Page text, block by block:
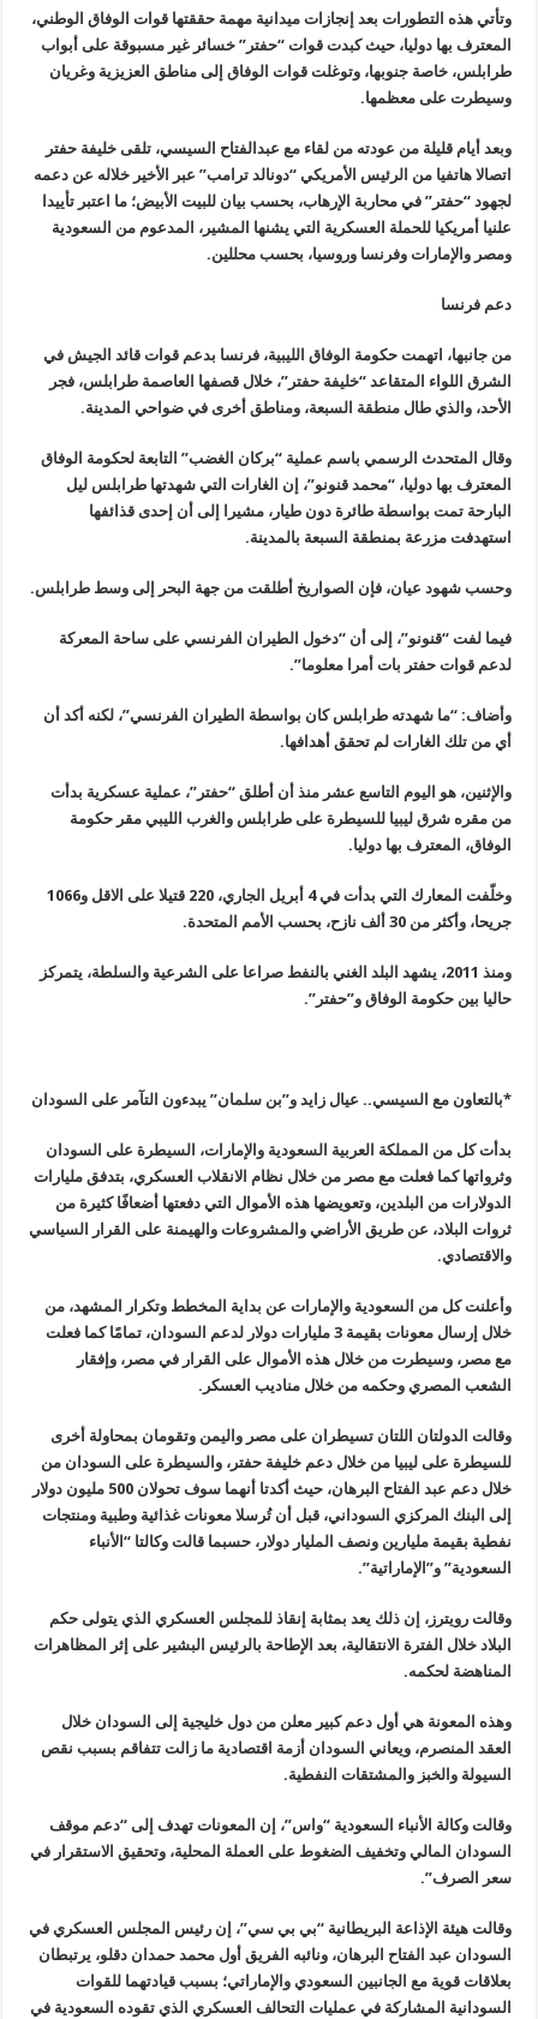
وتأتي هذه التطورات بعد إنجازات ميدانية مهمة حققتها قوات الوفاق الوطني،
المعترف بها دوليا، حيث كبدت قوات “حفتر” خسائر غير مسبوقة على أبواب
طرابلس، خاصة جنوبها، وتوغلت قوات الوفاق إلى مناطق العزيزية وغريان
وسيطرت على معظمها.
وبعد أيام قليلة من عودته من لقاء مع عبدالفتاح السيسي، تلقى خليفة حفتر
اتصالا هاتفيا من الرئيس الأمريكي “دونالد ترامب” عبر الأخير خلاله عن دعمه
لجهود “حفتر” في محاربة الإرهاب، بحسب بيان للبيت الأبيض؛ ما اعتبر تأييدا
علنيا أمريكيا للحملة العسكرية التي يشنها المشير، المدعوم من السعودية
ومصر والإمارات وفرنسا وروسيا، بحسب محللين.
دعم فرنسا
من جانبها، اتهمت حكومة الوفاق الليبية، فرنسا بدعم قوات قائد الجيش في
الشرق اللواء المتقاعد “خليفة حفتر”، خلال قصفها العاصمة طرابلس، فجر
الأحد، والذي طال منطقة السبعة، ومناطق أخرى في ضواحي المدينة.
وقال المتحدث الرسمي باسم عملية “بركان الغضب” التابعة لحكومة الوفاق
المعترف بها دوليا، “محمد قنونو”، إن الغارات التي شهدتها طرابلس ليل
البارحة تمت بواسطة طائرة دون طيار، مشيرا إلى أن إحدى قذائفها
استهدفت مزرعة بمنطقة السبعة بالمدينة.
وحسب شهود عيان، فإن الصواريخ أطلقت من جهة البحر إلى وسط طرابلس.
فيما لفت “قنونو”، إلى أن “دخول الطيران الفرنسي على ساحة المعركة
لدعم قوات حفتر بات أمرا معلوما”.
وأضاف: “ما شهدته طرابلس كان بواسطة الطيران الفرنسي”، لكنه أكد أن
أي من تلك الغارات لم تحقق أهدافها.
والإثنين، هو اليوم التاسع عشر منذ أن أطلق “حفتر”، عملية عسكرية بدأت
من مقره شرق ليبيا للسيطرة على طرابلس والغرب الليبي مقر حكومة
الوفاق، المعترف بها دوليا.
وخلّفت المعارك التي بدأت في 4 أبريل الجاري، 220 قتيلا على الاقل و1066
جريحا، وأكثر من 30 ألف نازح، بحسب الأمم المتحدة.
ومنذ 2011، يشهد البلد الغني بالنفط صراعا على الشرعية والسلطة، يتمركز
حاليا بين حكومة الوفاق و”حفتر”.
*بالتعاون مع السيسي.. عيال زايد و”بن سلمان” يبدءون التآمر على السودان
بدأت كل من المملكة العربية السعودية والإمارات، السيطرة على السودان
وثرواتها كما فعلت مع مصر من خلال نظام الانقلاب العسكري، بتدفق مليارات
الدولارات من البلدين، وتعويضها هذه الأموال التي دفعتها أضعافًا كثيرة من
ثروات البلاد، عن طريق الأراضي والمشروعات والهيمنة على القرار السياسي
والاقتصادي.
وأعلنت كل من السعودية والإمارات عن بداية المخطط وتكرار المشهد، من
خلال إرسال معونات بقيمة 3 مليارات دولار لدعم السودان، تمامًا كما فعلت
مع مصر، وسيطرت من خلال هذه الأموال على القرار في مصر، وإفقار
الشعب المصري وحكمه من خلال مناديب العسكر.
وقالت الدولتان اللتان تسيطران على مصر واليمن وتقومان بمحاولة أخرى
للسيطرة على ليبيا من خلال دعم خليفة حفتر، والسيطرة على السودان من
خلال دعم عبد الفتاح البرهان، حيث أكدتا أنهما سوف تحولان 500 مليون دولار
إلى البنك المركزي السوداني، قبل أن تُرسلا معونات غذائية وطبية ومنتجات
نفطية بقيمة مليارين ونصف المليار دولار، حسبما قالت وكالتا “الأنباء
السعودية” و”الإماراتية”.
وقالت رويترز، إن ذلك يعد بمثابة إنقاذ للمجلس العسكري الذي يتولى حكم
البلاد خلال الفترة الانتقالية، بعد الإطاحة بالرئيس البشير على إثر المظاهرات
المناهضة لحكمه.
وهذه المعونة هي أول دعم كبير معلن من دول خليجية إلى السودان خلال
العقد المنصرم، ويعاني السودان أزمة اقتصادية ما زالت تتفاقم بسبب نقص
السيولة والخبز والمشتقات النفطية.
وقالت وكالة الأنباء السعودية “واس”، إن المعونات تهدف إلى “دعم موقف
السودان المالي وتخفيف الضغوط على العملة المحلية، وتحقيق الاستقرار في
سعر الصرف”.
وقالت هيئة الإذاعة البريطانية “بي بي سي”، إن رئيس المجلس العسكري في
السودان عبد الفتاح البرهان، ونائبه الفريق أول محمد حمدان دقلو، يرتبطان
بعلاقات قوية مع الجانبين السعودي والإماراتي؛ بسبب قيادتهما للقوات
السودانية المشاركة في عمليات التحالف العسكري الذي تقوده السعودية في